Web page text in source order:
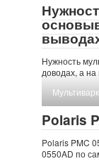
Нужность
доводах, а
Polaris
Polaris PMC
0550AD по